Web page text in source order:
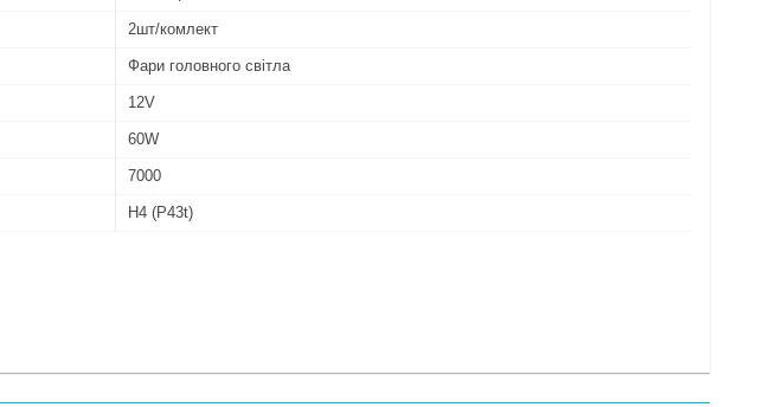
2шт/комлект
Фари головного світла
12V
60W
7000
H4 (P43t)